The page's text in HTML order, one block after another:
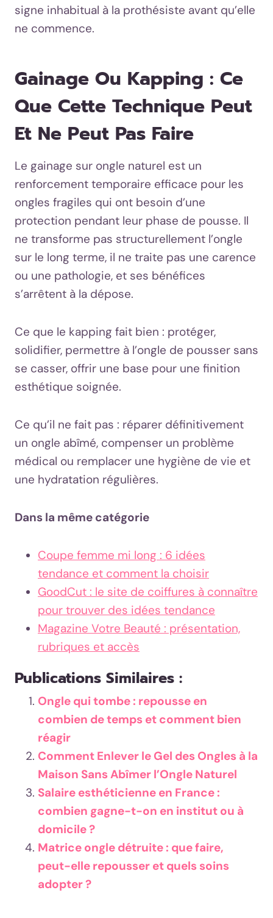
signe inhabitual à la prothésiste avant qu’elle
ne commence.
Gainage Ou Kapping : Ce
Que Cette Technique Peut
Et Ne Peut Pas Faire
Le gainage sur ongle naturel est un
renforcement temporaire efficace pour les
ongles fragiles qui ont besoin d’une
protection pendant leur phase de pousse. Il
ne transforme pas structurellement l’ongle
sur le long terme, il ne traite pas une carence
ou une pathologie, et ses bénéfices
s’arrêtent à la dépose.
Ce que le kapping fait bien : protéger,
solidifier, permettre à l’ongle de pousser sans
se casser, offrir une base pour une finition
esthétique soignée.
Ce qu’il ne fait pas : réparer définitivement
un ongle abîmé, compenser un problème
médical ou remplacer une hygiène de vie et
une hydratation régulières.
Dans la même catégorie
Coupe femme mi long : 6 idées
tendance et comment la choisir
GoodCut : le site de coiffures à connaître
pour trouver des idées tendance
Magazine Votre Beauté : présentation,
rubriques et accès
Publications Similaires :
Ongle qui tombe : repousse en
combien de temps et comment bien
réagir
Comment Enlever le Gel des Ongles à la
Maison Sans Abîmer l’Ongle Naturel
Salaire esthéticienne en France :
combien gagne-t-on en institut ou à
domicile ?
Matrice ongle détruite : que faire,
peut-elle repousser et quels soins
adopter ?